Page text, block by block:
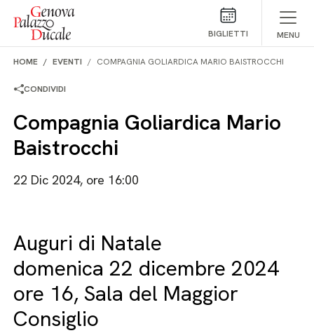
Salta al contenuto
BIGLIETTI MENU
HOME EVENTI COMPAGNIA GOLIARDICA MARIO BAISTROCCHI
CONDIVIDI
Compagnia Goliardica Mario
Baistrocchi
22 Dic 2024, ore 16:00
Auguri di Natale
domenica 22 dicembre 2024
ore 16, Sala del Maggior
Consiglio